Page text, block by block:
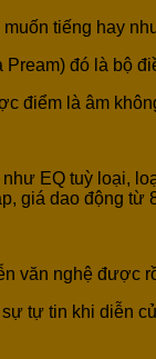
tiếng hay
đó là bộ
điểm là âm
EQ tuỳ loại,
giá dao động
văn nghệ được
tự tin khi diễn